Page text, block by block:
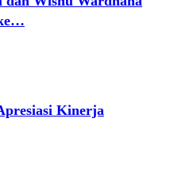
Kinerja